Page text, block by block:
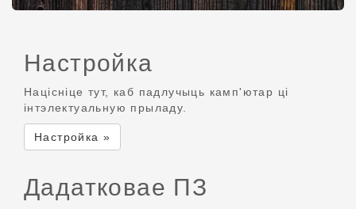
Настройка
Націсніце тут, каб падлучыць камп'ютар ці
інтэлектуальную прыладу.
Настройка »
Дадатковае ПЗ